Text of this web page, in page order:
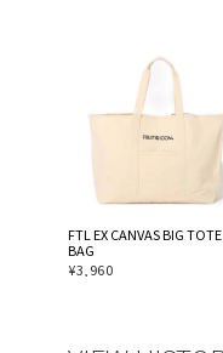
FTL EX CANVAS BIG TOTE
BAG
¥3,960